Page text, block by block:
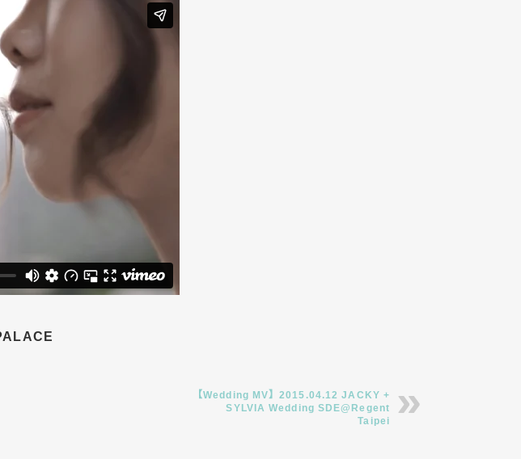
【Wedding MV】2015.04.12 JACKY +
SYLVIA Wedding SDE@Regent
Taipei